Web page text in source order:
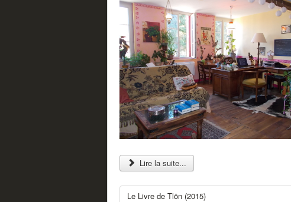
Lire la suite...
Le Livre de Tlön (2015)